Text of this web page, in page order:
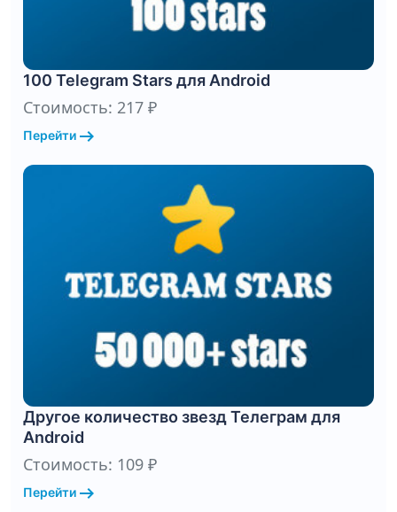
100 Telegram Stars для Android
Стоимость: 217 ₽
Перейти arrow_right_alt
Другое количество звезд Телеграм для
Android
Стоимость: 109 ₽
Перейти arrow_right_alt